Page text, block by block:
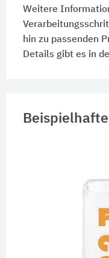
Weitere
hin zu passenden
Details gibt es in